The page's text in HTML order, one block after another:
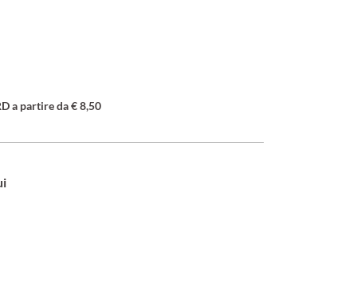
a partire da € 8,50